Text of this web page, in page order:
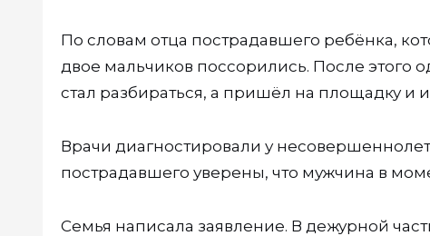
По словам отца пострадавшего ребёнка,
двое мальчиков поссорились. После этого
стал разбираться, а пришёл на площадку и
Врачи диагностировали у
пострадавшего уверены, что мужчина в
Семья написала заявление. В дежурной